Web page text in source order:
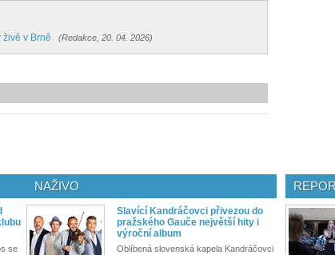
živě v Brně (Redakce, 20. 04. 2026)
se
NAŽIVO
Slavící Kandráčovci přivezou do
pražského Gauče největší hity i
výroční album
Oblíbená slovenská kapela Kandráčovci